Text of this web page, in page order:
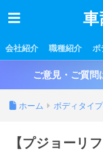
会社紹介 職種紹介 ボ
ご意見・ご質問
ホーム ボディタイプ
【プジョーリ